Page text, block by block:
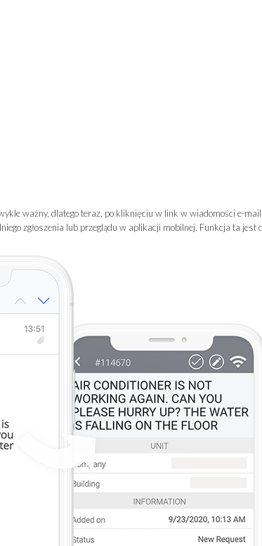
ważny, dlatego teraz, po kliknięciu w link w wiadomości e-mail,
zgłoszenia lub przeglądu w aplikacji mobilnej. Funkcja ta jest